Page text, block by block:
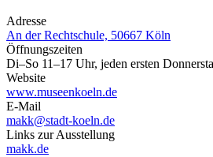
Adresse
An der Rechtschule, 50667 Köln
Öffnungszeiten
Di–So 11–17 Uhr, jeden ersten
Website
www.museenkoeln.de
E-Mail
makk@stadt-koeln.de
Links zur Ausstellung
makk.de